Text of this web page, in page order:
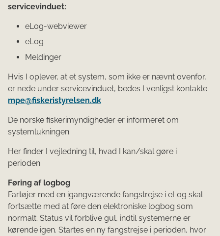
servicevinduet:
eLog-webviewer
eLog
Meldinger
Hvis I oplever, at et system, som ikke er nævnt ovenfor,
er nede under servicevinduet, bedes I venligst kontakte
mpe@fiskeristyrelsen.dk
De norske fiskerimyndigheder er informeret om
systemlukningen.
Her finder I vejledning til, hvad I kan/skal gøre i
perioden.
Føring af logbog
Fartøjer med en igangværende fangstrejse i eLog skal
fortsætte med at føre den elektroniske logbog som
normalt. Status vil forblive gul, indtil systemerne er
kørende igen. Startes en ny fangstrejse i perioden, hvor